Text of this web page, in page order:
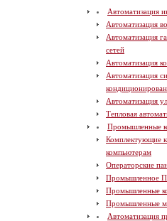
Автоматизация
Автоматизация
Автоматизация
сетей
Автоматизация
Автоматизация
Автоматизация
Тепловая
Промышленные
Комплектующие
компьютерам
Операторские
Промышленное
Промышленные
Промышленные
Автоматизация